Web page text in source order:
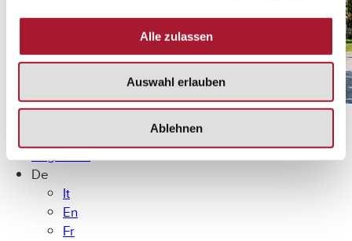
Alle zulassen
Auswahl erlauben
Ablehnen
Angebote
De
It
En
Fr